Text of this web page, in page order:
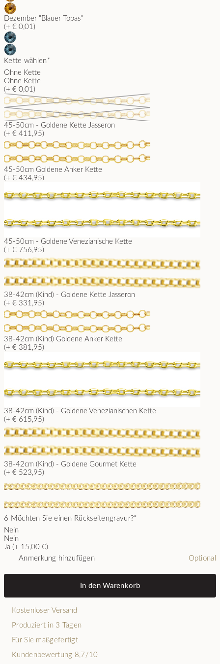
Dezember "Blauer Topas"
(+ € 0,01)
Kette wählen*
Ohne Kette
Ohne Kette
(+ € 0,01)
45-50cm - Goldene Kette Jasseron
(+ € 411,95)
45-50cm Goldene Anker Kette
(+ € 434,95)
45-50cm - Goldene Venezianische Kette
(+ € 756,95)
38-42cm (Kind) - Goldene Kette Jasseron
(+ € 331,95)
38-42cm (Kind) Goldene Anker Kette
(+ € 381,95)
38-42cm (Kind) - Goldene Venezianischen Kette
(+ € 615,95)
38-42cm (Kind) - Goldene Gourmet Kette
(+ € 523,95)
6 Möchten Sie einen Rückseitengravur?*
Nein
Nein
Ja (+ 15,00 €)
Anmerkung hinzufügen
Optional
In den Warenkorb
Kostenloser Versand
Produziert in 3 Tagen
Für Sie maßgefertigt
Kundenbewertung 8,7/10